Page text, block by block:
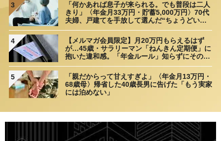
3
「何かあれば息子が来られる。でも普段は二人
きり」〈年金月33万円・貯蓄5,000万円〉70代
夫婦、戸建てを手放して選んだ“ちょうどいい
4
【メルマガ会員限定】月20万円もらえるはず
が…45歳・サラリーマン「ねんきん定期便」に
抱いた違和感。「年金ルール」知らずにそのま
然「何かの間違いでは？」
5
「親だからって甘えすぎよ」〈年金月13万円・
68歳母〉帰省した40歳長男に告げた「もう実家
には泊めない」